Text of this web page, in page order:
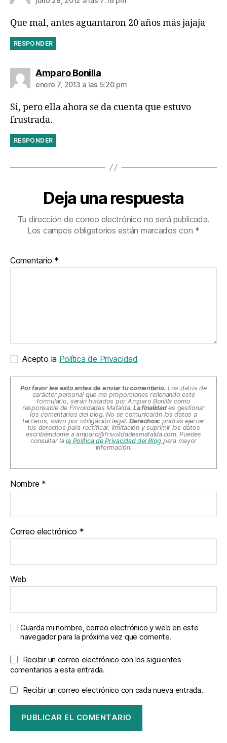
Que mal, antes aguantaron 20 años más jajaja
RESPONDER
Amparo Bonilladice:
enero 7, 2013 a las 5:20 pm
Si, pero ella ahora se da cuenta que estuvo
frustrada.
RESPONDER
Deja una respuesta
Tu dirección de correo electrónico no será publicada.
Los campos obligatorios están marcados con *
Comentario *
Acepto la Política de Privacidad
Por favor lee esto antes de enviar tu comentario. Los datos de
carácter personal que me proporciones rellenando este
formulario, serán tratados por Amparo Bonilla como
responsable de Frivolidades Mafalda. La finalidades gestionar
los comentarios del blog. No se comunicarán los datos a
terceros, salvo por obligación legal. Derechos: podrás ejercer
tus derechos para rectificar, limitación y suprimir los datos
escribiéndome a amparo@frivolidadesmafalda.com. Puedes
consultar lala Política de Privacidad del Blog para mayor
información.
Nombre *
Correo electrónico *
Web
Guarda mi nombre, correo electrónico y web en este
navegador para la próxima vez que comente.
Recibir un correo electrónico con los siguientes
comentarios a esta entrada.
Recibir un correo electrónico con cada nueva entrada.